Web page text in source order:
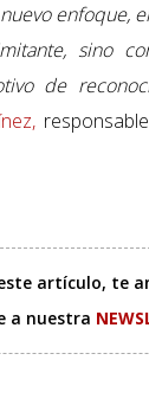
enfoque,
sino
de
artículo, te
a nuestra